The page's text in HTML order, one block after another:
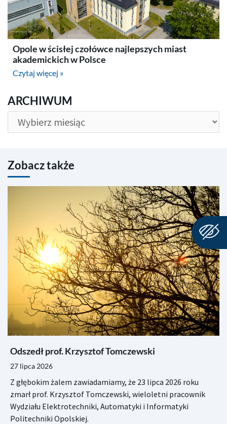
Opole w ścisłej czołówce najlepszych miast
akademickich w Polsce
Czytaj więcej »
ARCHIWUM
ARCHIWUM
Zobacz także
Odszedł prof. Krzysztof Tomczewski
27 lipca 2026
Z głębokim żalem zawiadamiamy, że 23 lipca 2026 roku
zmarł prof. Krzysztof Tomczewski, wieloletni pracownik
Wydziału Elektrotechniki, Automatyki i Informatyki
Politechniki Opolskiej.